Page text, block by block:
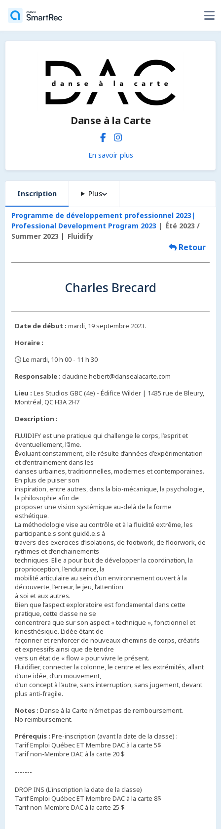
Danse à la Carte
En savoir plus
Inscription Plus
Programme de développement professionnel 2023|
Professional Development Program 2023
Été 2023 /
Summer 2023
Fluidify
Retour
Charles Brecard
Date de début : mardi, 19 septembre 2023.
Horaire :
Le mardi, 10 h 00 - 11 h 30
Responsable : claudine.hebert@dansealacarte.com
Lieu : Les Studios GBC (4e) - Édifice Wilder | 1435 rue de Bleury,
Montréal, QC H3A 2H7
Description :
FLUIDIFY est une pratique qui challenge le corps, l’esprit et
éventuellement, l’âme.
Évoluant constamment, elle résulte d’années d’expérimentation
et d’entrainement dans les
danses urbaines, traditionnelles, modernes et contemporaines.
En plus de puiser son
inspiration, entre autres, dans la bio-mécanique, la psychologie,
la philosophie afin de
proposer une vision systémique au-delà de la forme
esthétique.
La méthodologie vise au contrôle et à la fluidité extrême, les
participant.e.s sont guidé.e.s à
travers des exercices d’isolations, de footwork, de floorwork, de
rythmes et d’enchainements
techniques. Elle a pour but de développer la coordination, la
proprioception, l’endurance, la
mobilité articulaire au sein d’un environnement ouvert à la
découverte, l’erreur, le jeu, l’attention
à soi et aux autres.
Bien que l’aspect exploratoire est fondamental dans cette
pratique, cette classe ne se
concentrera que sur son aspect « technique », fonctionnel et
kinesthésique. L’idée étant de
façonner et renforcer de nouveaux chemins de corps, créatifs
et expressifs ainsi que de tendre
vers un état de « flow » pour vivre le présent.
Fluidifier, connecter la colonne, le centre et les extrémités, allant
d’une idée, d’un mouvement,
d’un concept à l’autre, sans interruption, sans jugement, devant
plus anti-fragile.
Notes : Danse à la Carte n'émet pas de remboursement.
No reimbursement.
Prérequis : Pre-inscription (avant la date de la classe) :
Tarif Emploi Québec ET Membre DAC à la carte 5$
Tarif non-Membre DAC à la carte 20 $
-------
DROP INS (L'inscription la date de la classe)
Tarif Emploi Québec ET Membre DAC à la carte 8$
Tarif non-Membre DAC à la carte 25 $